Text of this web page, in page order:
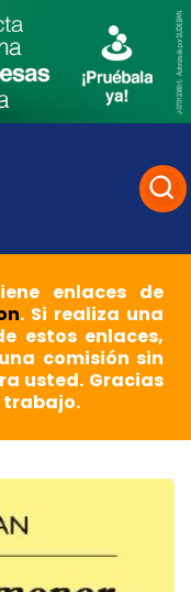
enlaces de
. Si realiza una
estos enlaces,
comisión sin
usted. Gracias
trabajo.